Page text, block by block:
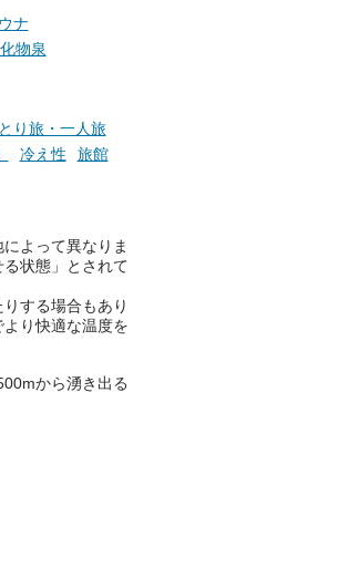
泉で交互浴し
まさに気分は天
はこの夏ぜひと
ホテル ブラッ
まって、この
んくう」をたっ
ーツ情報と併せ
さい！
【PR】
ナ
物泉
り旅・一人旅
冷え性
旅館
よって異なりま
状態」とされて
する場合もあり
り快適な温度を
から湧き出る